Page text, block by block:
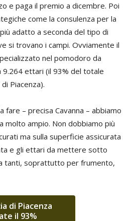
e paga il premio a dicembre. Poi
come la consulenza per la
adatto a seconda del tipo di
si trovano i campi. Ovviamente il
nel pomodoro da
9.264 ettari (il 93% del totale
Piacenza).
fare – precisa Cavanna – abbiamo
molto ampio. Non dobbiamo più
ma sulla superficie assicurata
e gli ettari da mettere sotto
tanti, soprattutto per frumento,
di Piacenza
il 93%